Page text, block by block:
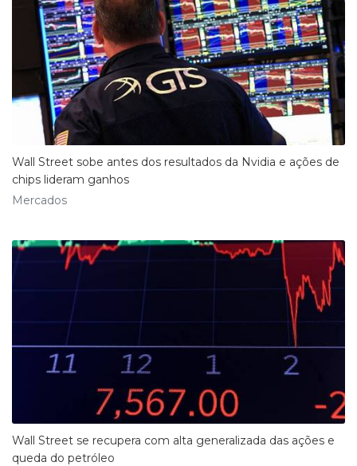
Wall Street sobe antes dos resultados da Nvidia e ações de
chips lideram ganhos
Mercados
Wall Street se recupera com alta generalizada das ações e
queda do petróleo